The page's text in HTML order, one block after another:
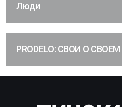
Люди
PRODELO: СВОИ О СВОЕМ